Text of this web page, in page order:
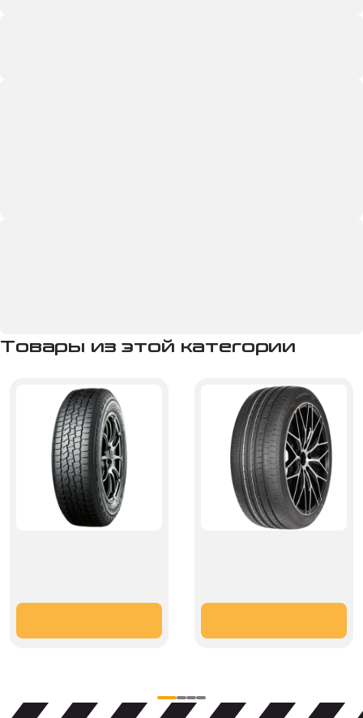
Товары из этой категории